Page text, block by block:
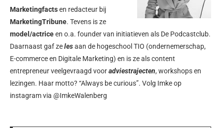
Marketingfactsen redacteur bij
MarketingTribune. Tevens is ze
model/actriceen o.a. founder van initiatieven als De Podcastclub.
Daarnaast gaf zelesaan de hogeschool TIO (ondernemerschap,
E-commerce en Digitale Marketing) en is ze als content
entrepreneur veelgevraagd vooradviestrajecten, workshops en
lezingen. Haar motto? “Always be curious”. Volg Imke op
instagram via @ImkeWalenberg